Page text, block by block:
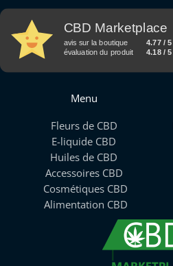
CBD Marketplace
avis sur la boutique
4.77 / 5
évaluation du produit
4.18 / 5
Menu
Fleurs de CBD
E-liquide CBD
Huiles de CBD
Accessoires CBD
Cosmétiques CBD
Alimentation CBD